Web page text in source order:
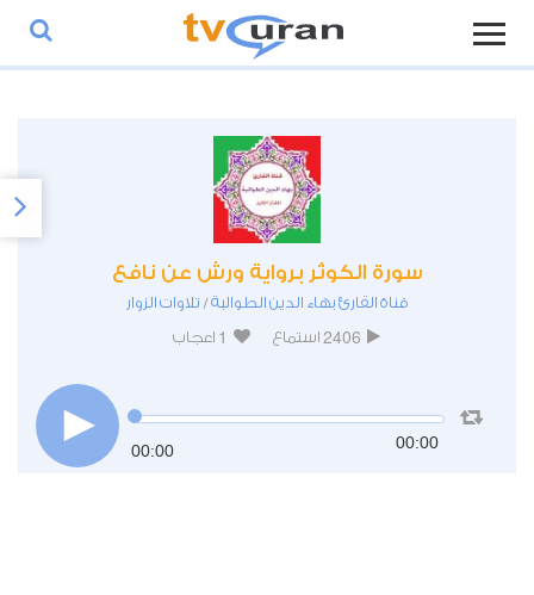
سورة الكوثر برواية ورش عن نافع
قناة القارئ بهاء الدين الطوالبة/ تلاوات الزوار
2406 استماع 1 اعجاب
00:00 00:00